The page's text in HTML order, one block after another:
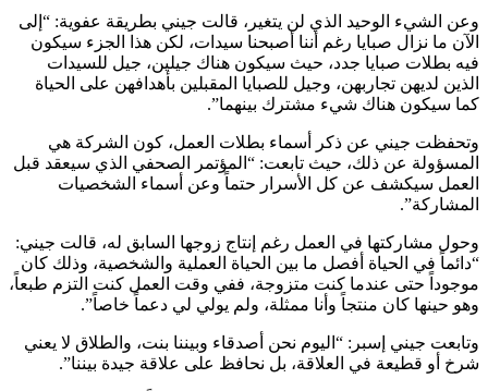
وعن الشيء الوحيد الذي لن يتغير، قالت جيني بطريقة عفوية: “إلى
الآن ما نزال صبايا رغم أننا أصبحنا سيدات، لكن هذا الجزء سيكون
فيه بطلات صبايا جدد، حيث سيكون هناك جيلين، جيل للسيدات
الذين لديهن تجاربهن، وجيل للصبايا المقبلين بأهدافهن على الحياة
كما سيكون هناك شيء مشترك بينهما”.
وتحفظت جيني عن ذكر أسماء بطلات العمل، كون الشركة هي
المسؤولة عن ذلك، حيث تابعت: “المؤتمر الصحفي الذي سيعقد قبل
العمل سيكشف عن كل الأسرار حتماً وعن أسماء الشخصيات
المشاركة”.
وحول مشاركتها في العمل رغم إنتاج زوجها السابق له، قالت جيني:
“دائماً في الحياة أفصل ما بين الحياة العملية والشخصية، وذلك كان
موجوداً حتى عندما كنت متزوجة، ففي وقت العمل كنت التزم طبعاً،
وهو حينها كان منتجاً وأنا ممثلة، ولم يولي لي دعماً خاصاً”.
وتابعت جيني إسبر: “اليوم نحن أصدقاء وبيننا بنت، والطلاق لا يعني
شرخ أو قطيعة في العلاقة، بل نحافظ على علاقة جيدة بيننا”.